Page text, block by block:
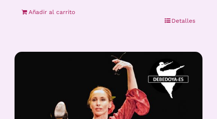
Añadir al carrito
Detalles